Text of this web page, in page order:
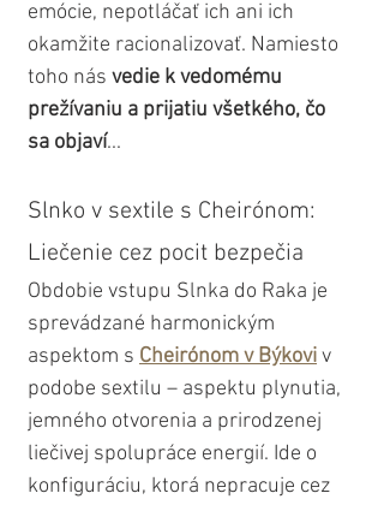
emócie, nepotláčať ich ani ich
okamžite racionalizovať. Namiesto
toho nás vedie k vedomému
prežívaniu a prijatiu všetkého, čo
sa objaví...
Slnko v sextile s Cheirónom:
Liečenie cez pocit bezpečia
Obdobie vstupu Slnka do Raka je
sprevádzané harmonickým
aspektom s Cheirónom v Býkovi v
podobe sextilu – aspektu plynutia,
jemného otvorenia a prirodzenej
liečivej spolupráce energií. Ide o
konfiguráciu, ktorá nepracuje cez